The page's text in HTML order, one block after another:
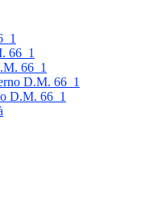
66_1
66_1
D.M. 66_1
D.M. 66_1